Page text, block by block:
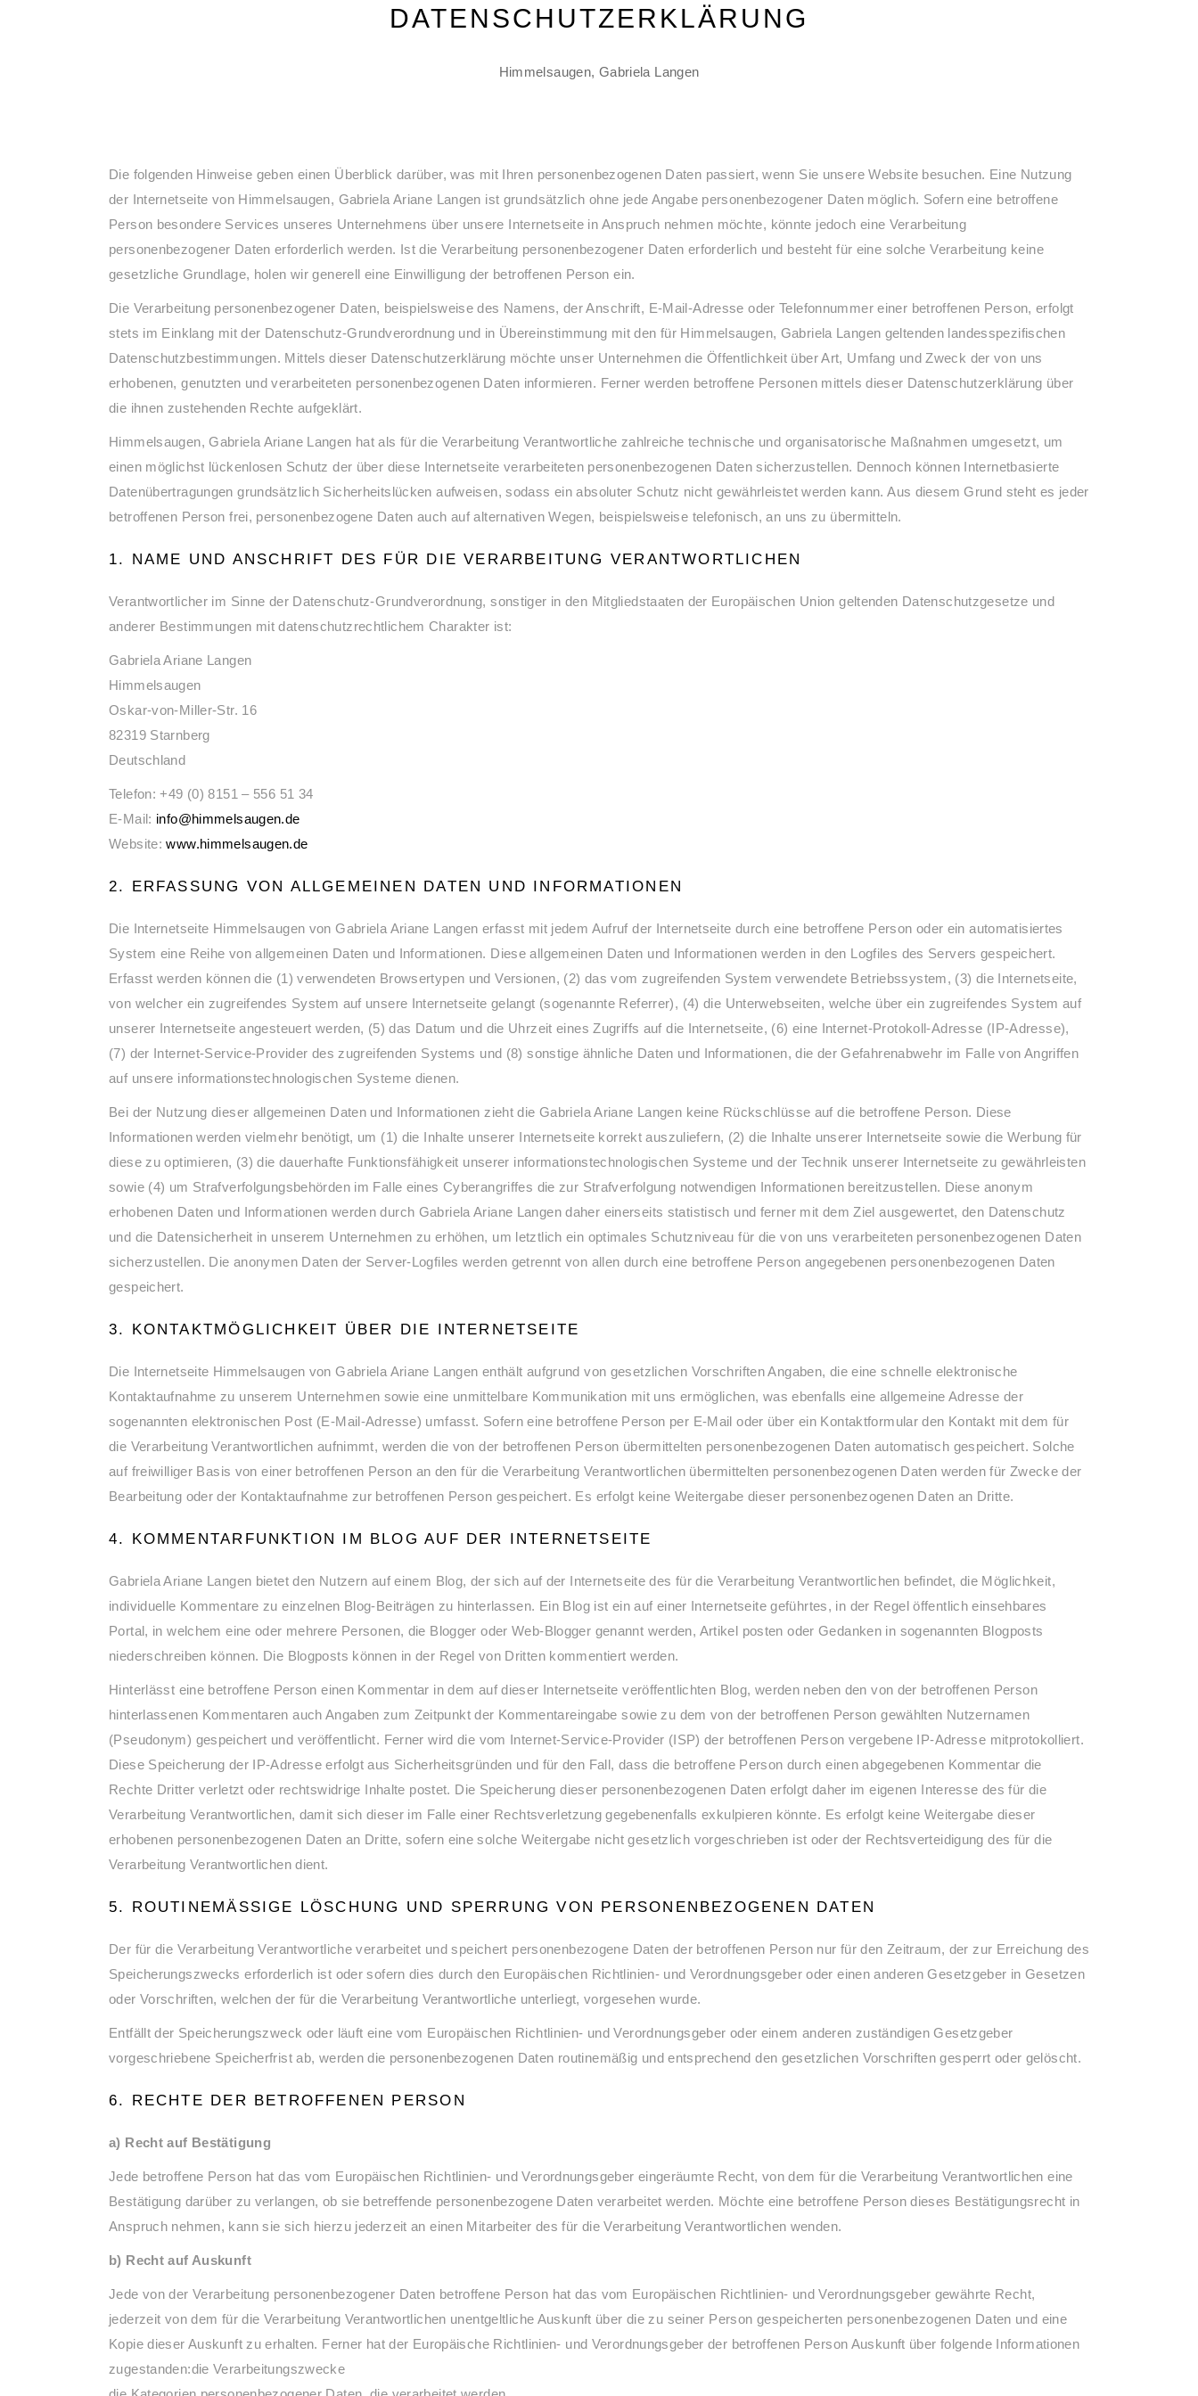
DATENSCHUTZERKLÄRUNG
Himmelsaugen, Gabriela Langen
Die folgenden Hinweise geben einen Überblick darüber, was mit Ihren personenbezogenen Daten passiert, wenn Sie unsere Website besuchen. Eine Nutzung
der Internetseite von Himmelsaugen, Gabriela Ariane Langen ist grundsätzlich ohne jede Angabe personenbezogener Daten möglich. Sofern eine betroffene
Person besondere Services unseres Unternehmens über unsere Internetseite in Anspruch nehmen möchte, könnte jedoch eine Verarbeitung
personenbezogener Daten erforderlich werden. Ist die Verarbeitung personenbezogener Daten erforderlich und besteht für eine solche Verarbeitung keine
gesetzliche Grundlage, holen wir generell eine Einwilligung der betroffenen Person ein.
Die Verarbeitung personenbezogener Daten, beispielsweise des Namens, der Anschrift, E-Mail-Adresse oder Telefonnummer einer betroffenen Person, erfolgt
stets im Einklang mit der Datenschutz-Grundverordnung und in Übereinstimmung mit den für Himmelsaugen, Gabriela Langen geltenden landesspezifischen
Datenschutzbestimmungen. Mittels dieser Datenschutzerklärung möchte unser Unternehmen die Öffentlichkeit über Art, Umfang und Zweck der von uns
erhobenen, genutzten und verarbeiteten personenbezogenen Daten informieren. Ferner werden betroffene Personen mittels dieser Datenschutzerklärung über
die ihnen zustehenden Rechte aufgeklärt.
Himmelsaugen, Gabriela Ariane Langen hat als für die Verarbeitung Verantwortliche zahlreiche technische und organisatorische Maßnahmen umgesetzt, um
einen möglichst lückenlosen Schutz der über diese Internetseite verarbeiteten personenbezogenen Daten sicherzustellen. Dennoch können Internetbasierte
Datenübertragungen grundsätzlich Sicherheitslücken aufweisen, sodass ein absoluter Schutz nicht gewährleistet werden kann. Aus diesem Grund steht es jeder
betroffenen Person frei, personenbezogene Daten auch auf alternativen Wegen, beispielsweise telefonisch, an uns zu übermitteln.
1. NAME UND ANSCHRIFT DES FÜR DIE VERARBEITUNG VERANTWORTLICHEN
Verantwortlicher im Sinne der Datenschutz-Grundverordnung, sonstiger in den Mitgliedstaaten der Europäischen Union geltenden Datenschutzgesetze und
anderer Bestimmungen mit datenschutzrechtlichem Charakter ist:
Gabriela Ariane Langen
Himmelsaugen
Oskar-von-Miller-Str. 16
82319 Starnberg
Deutschland
Telefon: +49 (0) 8151 – 556 51 34
E-Mail: info@himmelsaugen.de
Website:www.himmelsaugen.de
2. ERFASSUNG VON ALLGEMEINEN DATEN UND INFORMATIONEN
Die Internetseite Himmelsaugen von Gabriela Ariane Langen erfasst mit jedem Aufruf der Internetseite durch eine betroffene Person oder ein automatisiertes
System eine Reihe von allgemeinen Daten und Informationen. Diese allgemeinen Daten und Informationen werden in den Logfiles des Servers gespeichert.
Erfasst werden können die (1) verwendeten Browsertypen und Versionen, (2) das vom zugreifenden System verwendete Betriebssystem, (3) die Internetseite,
von welcher ein zugreifendes System auf unsere Internetseite gelangt (sogenannte Referrer), (4) die Unterwebseiten, welche über ein zugreifendes System auf
unserer Internetseite angesteuert werden, (5) das Datum und die Uhrzeit eines Zugriffs auf die Internetseite, (6) eine Internet-Protokoll-Adresse (IP-Adresse),
(7) der Internet-Service-Provider des zugreifenden Systems und (8) sonstige ähnliche Daten und Informationen, die der Gefahrenabwehr im Falle von Angriffen
auf unsere informationstechnologischen Systeme dienen.
Bei der Nutzung dieser allgemeinen Daten und Informationen zieht die Gabriela Ariane Langen keine Rückschlüsse auf die betroffene Person. Diese
Informationen werden vielmehr benötigt, um (1) die Inhalte unserer Internetseite korrekt auszuliefern, (2) die Inhalte unserer Internetseite sowie die Werbung für
diese zu optimieren, (3) die dauerhafte Funktionsfähigkeit unserer informationstechnologischen Systeme und der Technik unserer Internetseite zu gewährleisten
sowie (4) um Strafverfolgungsbehörden im Falle eines Cyberangriffes die zur Strafverfolgung notwendigen Informationen bereitzustellen. Diese anonym
erhobenen Daten und Informationen werden durch Gabriela Ariane Langen daher einerseits statistisch und ferner mit dem Ziel ausgewertet, den Datenschutz
und die Datensicherheit in unserem Unternehmen zu erhöhen, um letztlich ein optimales Schutzniveau für die von uns verarbeiteten personenbezogenen Daten
sicherzustellen. Die anonymen Daten der Server-Logfiles werden getrennt von allen durch eine betroffene Person angegebenen personenbezogenen Daten
gespeichert.
3. KONTAKTMÖGLICHKEIT ÜBER DIE INTERNETSEITE
Die Internetseite Himmelsaugen von Gabriela Ariane Langen enthält aufgrund von gesetzlichen Vorschriften Angaben, die eine schnelle elektronische
Kontaktaufnahme zu unserem Unternehmen sowie eine unmittelbare Kommunikation mit uns ermöglichen, was ebenfalls eine allgemeine Adresse der
sogenannten elektronischen Post (E-Mail-Adresse) umfasst. Sofern eine betroffene Person per E-Mail oder über ein Kontaktformular den Kontakt mit dem für
die Verarbeitung Verantwortlichen aufnimmt, werden die von der betroffenen Person übermittelten personenbezogenen Daten automatisch gespeichert. Solche
auf freiwilliger Basis von einer betroffenen Person an den für die Verarbeitung Verantwortlichen übermittelten personenbezogenen Daten werden für Zwecke der
Bearbeitung oder der Kontaktaufnahme zur betroffenen Person gespeichert. Es erfolgt keine Weitergabe dieser personenbezogenen Daten an Dritte.
4. KOMMENTARFUNKTION IM BLOG AUF DER INTERNETSEITE
Gabriela Ariane Langen bietet den Nutzern auf einem Blog, der sich auf der Internetseite des für die Verarbeitung Verantwortlichen befindet, die Möglichkeit,
individuelle Kommentare zu einzelnen Blog-Beiträgen zu hinterlassen. Ein Blog ist ein auf einer Internetseite geführtes, in der Regel öffentlich einsehbares
Portal, in welchem eine oder mehrere Personen, die Blogger oder Web-Blogger genannt werden, Artikel posten oder Gedanken in sogenannten Blogposts
niederschreiben können. Die Blogposts können in der Regel von Dritten kommentiert werden.
Hinterlässt eine betroffene Person einen Kommentar in dem auf dieser Internetseite veröffentlichten Blog, werden neben den von der betroffenen Person
hinterlassenen Kommentaren auch Angaben zum Zeitpunkt der Kommentareingabe sowie zu dem von der betroffenen Person gewählten Nutzernamen
(Pseudonym) gespeichert und veröffentlicht. Ferner wird die vom Internet-Service-Provider (ISP) der betroffenen Person vergebene IP-Adresse mitprotokolliert.
Diese Speicherung der IP-Adresse erfolgt aus Sicherheitsgründen und für den Fall, dass die betroffene Person durch einen abgegebenen Kommentar die
Rechte Dritter verletzt oder rechtswidrige Inhalte postet. Die Speicherung dieser personenbezogenen Daten erfolgt daher im eigenen Interesse des für die
Verarbeitung Verantwortlichen, damit sich dieser im Falle einer Rechtsverletzung gegebenenfalls exkulpieren könnte. Es erfolgt keine Weitergabe dieser
erhobenen personenbezogenen Daten an Dritte, sofern eine solche Weitergabe nicht gesetzlich vorgeschrieben ist oder der Rechtsverteidigung des für die
Verarbeitung Verantwortlichen dient.
5. ROUTINEMÄSSIGE LÖSCHUNG UND SPERRUNG VON PERSONENBEZOGENEN DATEN
Der für die Verarbeitung Verantwortliche verarbeitet und speichert personenbezogene Daten der betroffenen Person nur für den Zeitraum, der zur Erreichung des
Speicherungszwecks erforderlich ist oder sofern dies durch den Europäischen Richtlinien- und Verordnungsgeber oder einen anderen Gesetzgeber in Gesetzen
oder Vorschriften, welchen der für die Verarbeitung Verantwortliche unterliegt, vorgesehen wurde.
Entfällt der Speicherungszweck oder läuft eine vom Europäischen Richtlinien- und Verordnungsgeber oder einem anderen zuständigen Gesetzgeber
vorgeschriebene Speicherfrist ab, werden die personenbezogenen Daten routinemäßig und entsprechend den gesetzlichen Vorschriften gesperrt oder gelöscht.
6. RECHTE DER BETROFFENEN PERSON
a) Recht auf Bestätigung
Jede betroffene Person hat das vom Europäischen Richtlinien- und Verordnungsgeber eingeräumte Recht, von dem für die Verarbeitung Verantwortlichen eine
Bestätigung darüber zu verlangen, ob sie betreffende personenbezogene Daten verarbeitet werden. Möchte eine betroffene Person dieses Bestätigungsrecht in
Anspruch nehmen, kann sie sich hierzu jederzeit an einen Mitarbeiter des für die Verarbeitung Verantwortlichen wenden.
b) Recht auf Auskunft
Jede von der Verarbeitung personenbezogener Daten betroffene Person hat das vom Europäischen Richtlinien- und Verordnungsgeber gewährte Recht,
jederzeit von dem für die Verarbeitung Verantwortlichen unentgeltliche Auskunft über die zu seiner Person gespeicherten personenbezogenen Daten und eine
Kopie dieser Auskunft zu erhalten. Ferner hat der Europäische Richtlinien- und Verordnungsgeber der betroffenen Person Auskunft über folgende Informationen
zugestanden:die Verarbeitungszwecke